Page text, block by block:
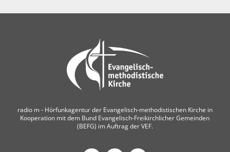
radio m ‐ Hörfunkagentur der Evangelisch-methodistischen Kirche in
Kooperation mit dem Bund Evangelisch-Freikirchlicher Gemeinden
(BEFG) im Auftrag der VEF.